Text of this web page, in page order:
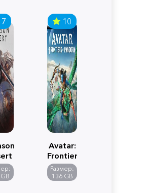
10
Avatar:
Frontiers
of
Pandora
Размер:
136 GB